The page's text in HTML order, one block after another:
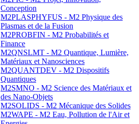
Conception
M2PLASPHYFUS - M2 Physique des
Plasmas et de la Fusion
M2PROBFIN - M2 Probabilités et
Finance
M2QNSLMT - M2 Quantique, Lumière,
Matériaux et Nanosciences
M2QUANTDEV - M2 Dispositifs
Quantiques
M2SMNO - M2 Science des Matériaux et
des Nano-Objets
M2SOLIDS - M2 Mécanique des Solides
M2WAPE - M2 Eau, Pollution de l'Air et